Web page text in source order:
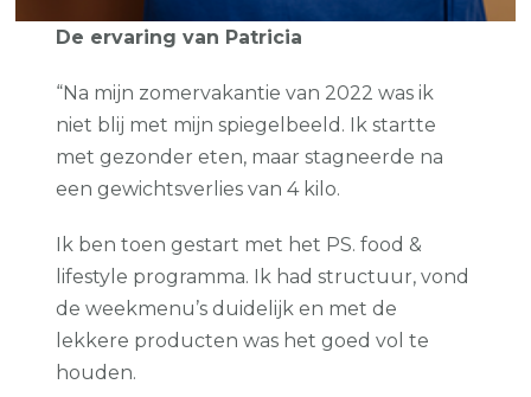
De ervaring van Patricia
“Na mijn zomervakantie van 2022 was ik
niet blij met mijn spiegelbeeld. Ik startte
met gezonder eten, maar stagneerde na
een gewichtsverlies van 4 kilo.
Ik ben toen gestart met het PS. food &
lifestyle programma. Ik had structuur, vond
de weekmenu’s duidelijk en met de
lekkere producten was het goed vol te
houden.